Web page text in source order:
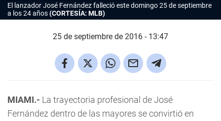
El lanzador José Fernández falleció este domingo 25 de septiembre
a los 24 años(CORTESÍA: MLB)
25 de septiembre de 2016 - 13:47
MIAMI.- La trayectoria profesional de José
Fernández dentro de las mayores se convirtió en